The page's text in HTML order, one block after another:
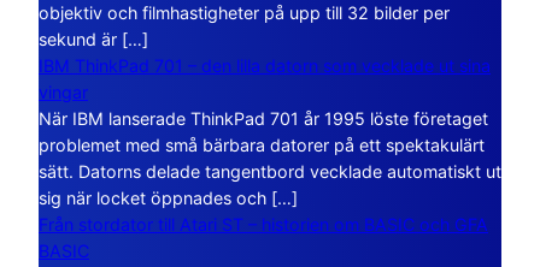
objektiv och filmhastigheter på upp till 32 bilder per
sekund är […]
IBM ThinkPad 701 – den lilla datorn som vecklade ut sina
vingar
När IBM lanserade ThinkPad 701 år 1995 löste företaget
problemet med små bärbara datorer på ett spektakulärt
sätt. Datorns delade tangentbord vecklade automatiskt ut
sig när locket öppnades och […]
Från stordator till Atari ST – historien om BASIC och GFA
BASIC